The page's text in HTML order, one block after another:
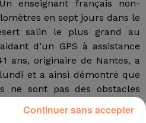
enseignant français non-
en sept jours dans le
salin le plus grand au
d’un GPS à assistance
ans, originaire de Nantes, a
et a ainsi démontré que
ne sont pas des obstacles
lui un chariot sur roulettes
Continuer sans accepter